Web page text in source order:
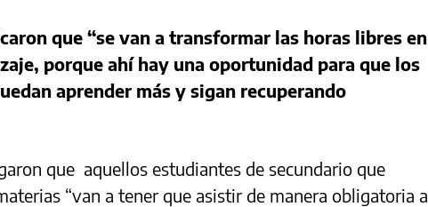
que “se van a transformar las horas libres en
porque ahí hay una oportunidad para que los
aprender más y sigan recuperando
que aquellos estudiantes de secundario que
“van a tener que asistir de manera obligatoria a